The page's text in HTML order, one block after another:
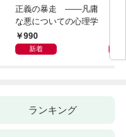
正義の暴走 ――凡庸
な悪についての心理学
990
新着
ランキング